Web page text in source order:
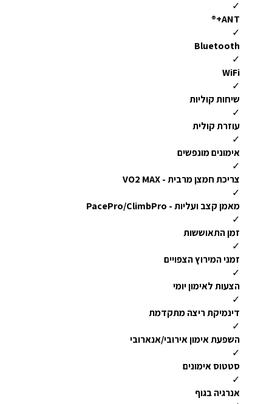
✓
ANT+®
✓
Bluetooth
✓
WiFi
✓
שיחות קוליות
✓
עוזרת קולית
✓
אימונים מונפשים
✓
צריכת חמצן מרבית - VO2 MAX
✓
מאמן קצב ועליות - PacePro/ClimbPro
✓
זמן התאוששות
✓
זמני המירוץ הצפויים
✓
הצעות לאימון יומי
✓
דינמיקת ריצה מתקדמת
✓
השפעת אימון אירובי/אנארובי
✓
סטטוס אימונים
✓
אנרגיה בגוף